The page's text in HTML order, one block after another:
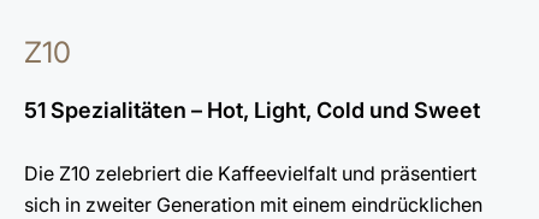
Z10
51 Spezialitäten – Hot, Light, Cold und Sweet
Die Z10 zelebriert die Kaffeevielfalt und präsentiert
sich in zweiter Generation mit einem eindrücklichen